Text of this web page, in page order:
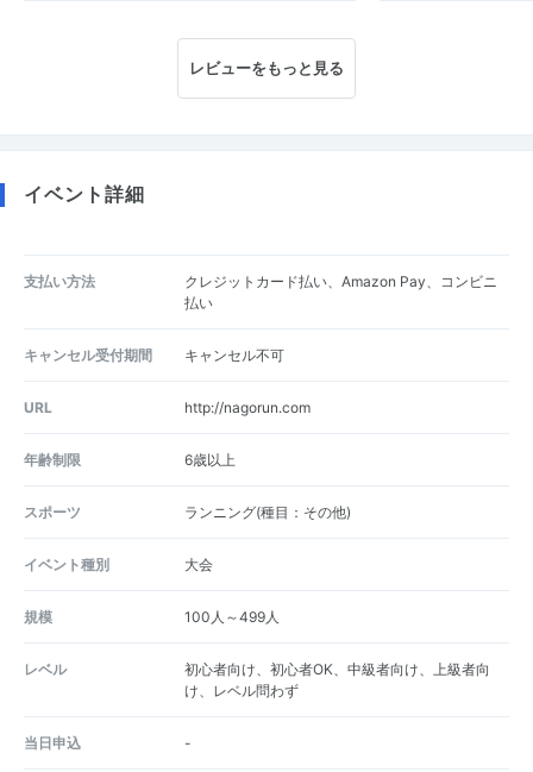
レビューをもっと見る
イベント詳細
支払い方法
クレジットカード払い、Amazon Pay、コンビニ
払い
キャンセル受付期間 キャンセル不可
URL http://nagorun.com
年齢制限 6歳以上
スポーツ ランニング(種目：その他)
イベント種別 大会
規模 100人～499人
レベル
初心者向け、初心者OK、中級者向け、上級者向
け、レベル問わず
当日申込 -